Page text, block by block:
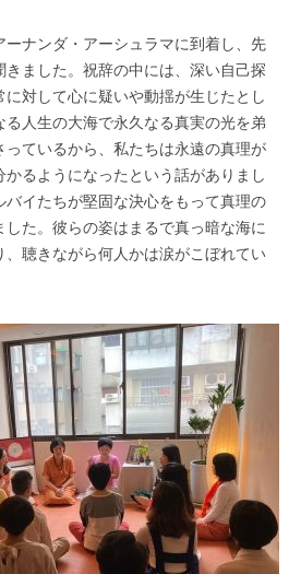
ナンダ・アーシュラマに到着し、先
ました。祝辞の中には、深い自己探
対して心に疑いや動揺が生じたとし
人生の大海で永久なる真実の光を弟
ているから、私たちは永遠の真理が
るようになったという話がありまし
イたちが堅固な決心をもって真理の
た。彼らの姿はまるで真っ暗な海に
聴きながら何人かは涙がこぼれてい